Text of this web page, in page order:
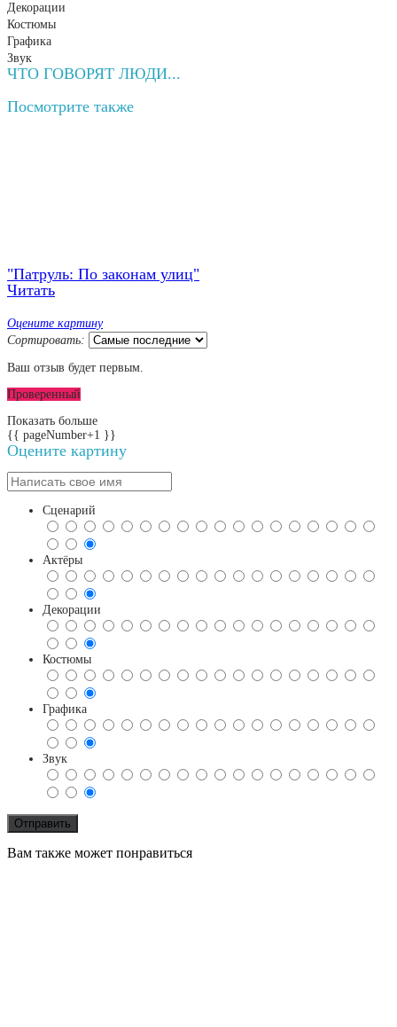
Декорации
Костюмы
Графика
Звук
ЧТО ГОВОРЯТ ЛЮДИ...
Посмотрите также
"Патруль: По законам улиц"
Читать
Оцените картину
Сортировать:
Ваш отзыв будет первым.
Проверенный
Показать больше
{{ pageNumber+1 }}
Оцените картину
Сценарий
Актёры
Декорации
Костюмы
Графика
Звук
Вам также может понравиться